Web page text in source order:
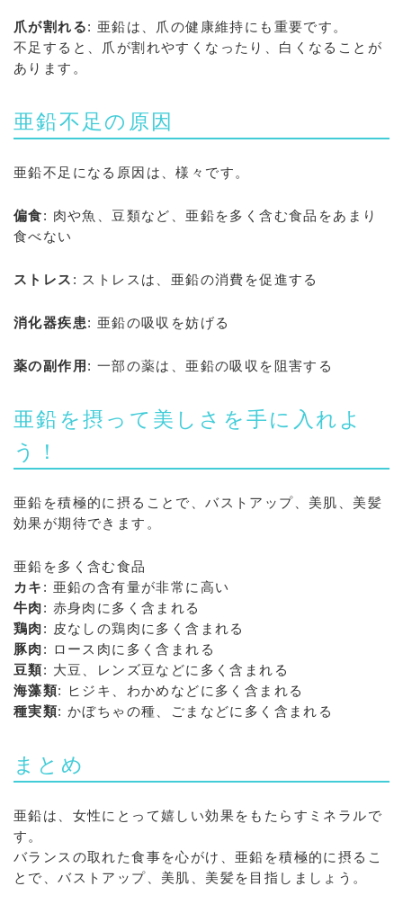
爪が割れる: 亜鉛は、爪の健康維持にも重要です。
不足すると、爪が割れやすくなったり、白くなることが
あります。
亜鉛不足の原因
亜鉛不足になる原因は、様々です。
偏食: 肉や魚、豆類など、亜鉛を多く含む食品をあまり
食べない
ストレス : ストレスは、亜鉛の消費を促進する
消化器疾患: 亜鉛の吸収を妨げる
薬の副作用 : 一部の薬は、亜鉛の吸収を阻害する
亜鉛を摂って美しさを手に入れよ
う！
亜鉛を積極的に摂ることで、バストアップ、美肌、美髪
効果が期待できます。
亜鉛を多く含む食品
カキ : 亜鉛の含有量が非常に高い
牛肉: 赤身肉に多く含まれる
鶏肉: 皮なしの鶏肉に多く含まれる
豚肉: ロース肉に多く含まれる
豆類: 大豆、レンズ豆などに多く含まれる
海藻類: ヒジキ、わかめなどに多く含まれる
種実類: かぼちゃの種、ごまなどに多く含まれる
まとめ
亜鉛は、女性にとって嬉しい効果をもたらすミネラルで
す。
バランスの取れた食事を心がけ、亜鉛を積極的に摂るこ
とで、バストアップ、美肌、美髪を目指しましょう。